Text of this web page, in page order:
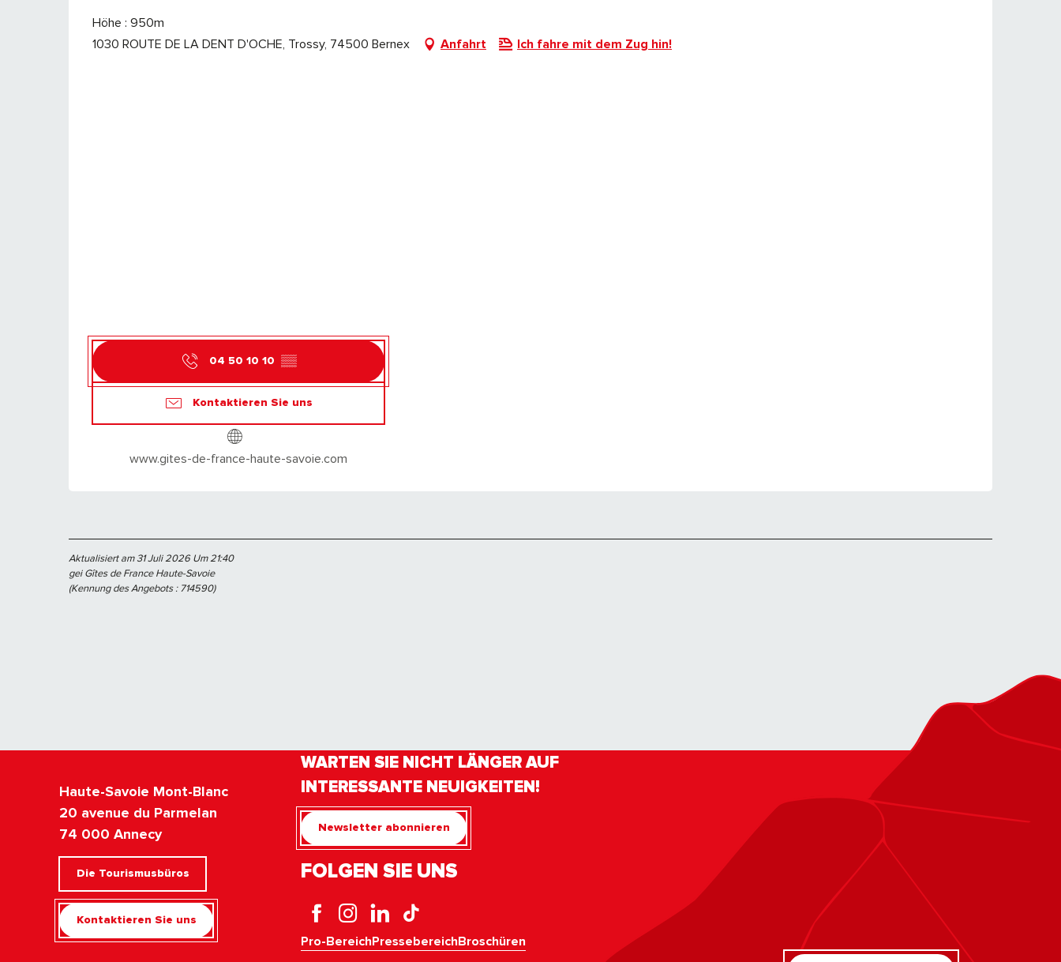
Höhe : 950m
1030 ROUTE DE LA DENT D'OCHE, Trossy, 74500 Bernex
Anfahrt Ich fahre mit dem Zug hin!
04 50 10 10 ▒▒
Kontaktieren Sie uns
www.gites-de-france-haute-savoie.com
Aktualisiert am 31 Juli 2026 Um 21:40
gei Gîtes de France Haute-Savoie
(Kennung des Angebots :714590)
Haute-Savoie Mont-Blanc
20 avenue du Parmelan
74 000 Annecy
Die Tourismusbüros
Kontaktieren Sie uns
WARTEN SIE NICHT LÄNGER AUF
INTERESSANTE NEUIGKEITEN!
Newsletter abonnieren
FOLGEN SIE UNS
Pro-BereichPressebereichBroschüren